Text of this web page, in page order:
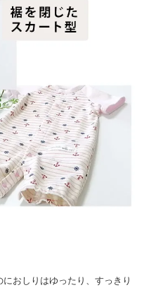
おしりはゆったり、すっきり